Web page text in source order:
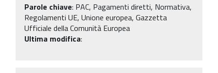
Parole chiave: PAC, Pagamenti diretti, Normativa,
Regolamenti UE, Unione europea, Gazzetta
Ufficiale della Comunità Europea
Ultima modifica: